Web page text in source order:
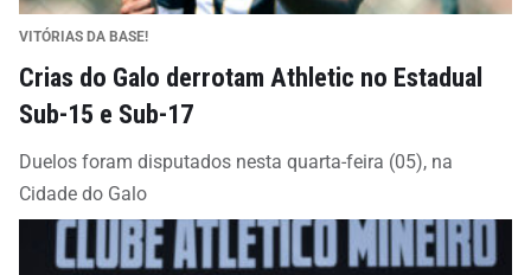
VITÓRIAS DA BASE!
Crias do Galo derrotam Athletic no Estadual
Sub-15 e Sub-17
Duelos foram disputados nesta quarta-feira (05), na
Cidade do Galo